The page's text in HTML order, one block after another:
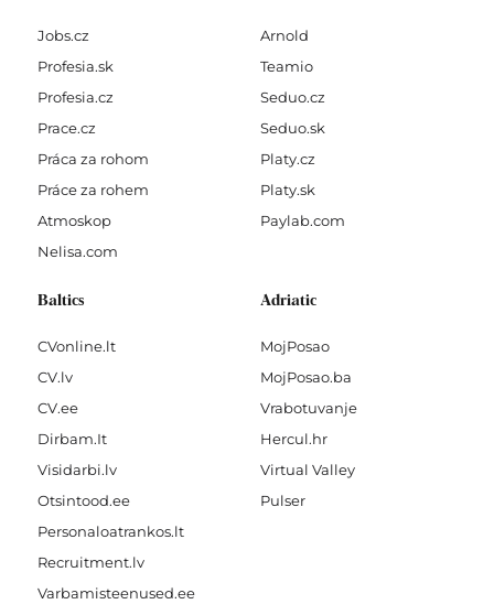
Jobs.cz
Profesia.sk
Profesia.cz
Prace.cz
Práca za rohom
Práce za rohem
Atmoskop
Nelisa.com
Arnold
Teamio
Seduo.cz
Seduo.sk
Platy.cz
Platy.sk
Paylab.com
Baltics
CVonline.lt
CV.lv
CV.ee
Dirbam.It
Visidarbi.lv
Otsintood.ee
Personaloatrankos.lt
Recruitment.lv
Varbamisteenused.ee
Adriatic
MojPosao
MojPosao.ba
Vrabotuvanje
Hercul.hr
Virtual Valley
Pulser